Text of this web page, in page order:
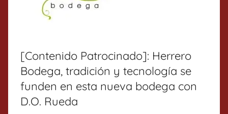
[Contenido Patrocinado]: Herrero
Bodega, tradición y tecnología se
funden en esta nueva bodega con
D.O. Rueda